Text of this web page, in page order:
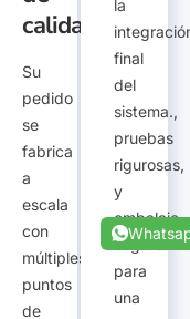
control
calidad
Su
pedido
se
fabrica
a
escala
con
múltiples
la
final
del
sistema.,
pruebas
rigurosas,
y
embalaje
seguro